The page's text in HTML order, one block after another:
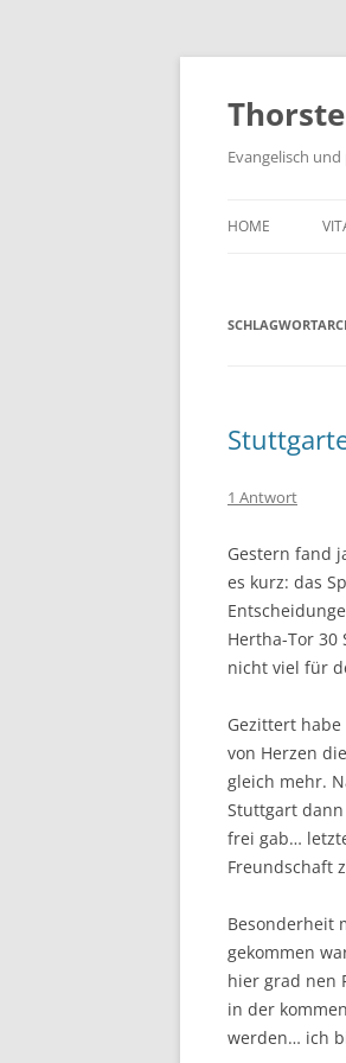
Zum
springen
Evangelisch
HOME
1 Antwort
Gestern fand
es kurz: das
Hertha-Tor
nicht viel für
Gezittert
von Herzen
gleich mehr.
Stuttgart
frei gab…
Freundschaft
Besonderheit
gekommen
hier grad nen
in der
werden… ich